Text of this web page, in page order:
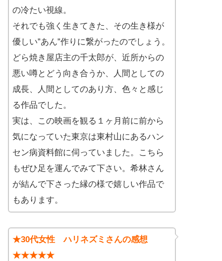
の冷たい視線。
それでも強く生きてきた、その生き様が
優しい”あん”作りに繋がったのでしょう。
どら焼き屋店主の千太郎が、近所からの
悪い噂とどう向き合うか、人間としての
成長、人間としてのあり方、色々と感じ
る作品でした。
実は、この映画を観る１ヶ月前に前から
気になっていた東京は東村山にあるハン
セン病資料館に伺っていました。こちら
もぜひ足を運んでみて下さい。希林さん
が結んで下さった縁の様で嬉しい作品で
もあります。
★30代女性 ハリネズミさんの感想
★★★★★